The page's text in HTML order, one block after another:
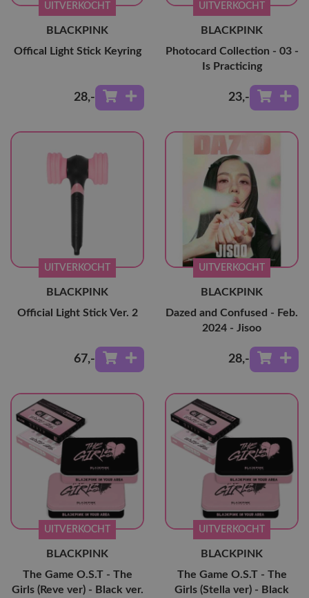
UITVERKOCHT
BLACKPINK
Offical Light Stick Keyring
28,-
UITVERKOCHT
BLACKPINK
Photocard Collection - 03 -
Is Practicing
23,-
UITVERKOCHT
BLACKPINK
Official Light Stick Ver. 2
67,-
UITVERKOCHT
BLACKPINK
Dazed and Confused - Feb.
2024 - Jisoo
28,-
UITVERKOCHT
BLACKPINK
The Game O.S.T - The
Girls (Reve ver) - Black ver.
UITVERKOCHT
BLACKPINK
The Game O.S.T - The
Girls (Stella ver) - Black